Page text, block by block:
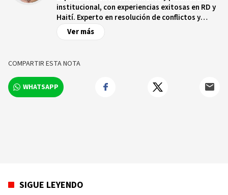
institucional, con experiencias exitosas en RD y
Haití. Experto en resolución de conflictos y
capacitación de jóvenes y adultos. Creador e
impulsor de la primera experiencia de
municipios promoviendo iniciativas de
planificación estratégica y participación socio-
política a nivel local.
Ver más
COMPARTIR ESTA NOTA
WHATSAPP
SIGUE LEYENDO